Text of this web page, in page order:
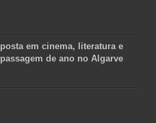
em cinema, literatura e
de ano no Algarve